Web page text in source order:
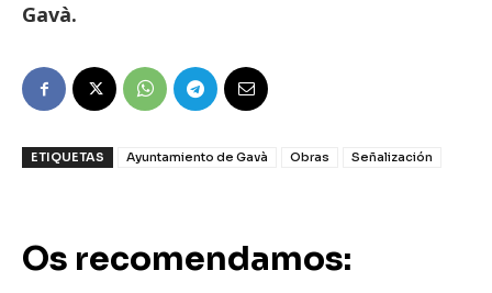
Gavà.
ETIQUETAS Ayuntamiento de Gavà Obras Señalización
Os recomendamos: